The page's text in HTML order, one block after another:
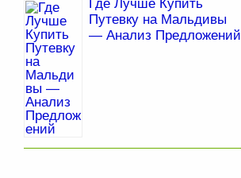
Где Лучше Купить
Путевку на Мальдивы
— Анализ Предложений